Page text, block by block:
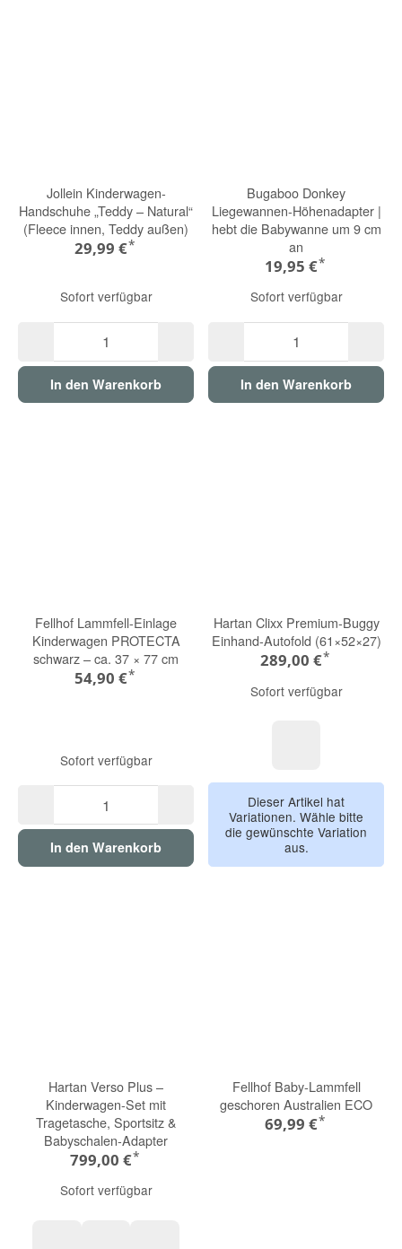
Jollein Kinderwagen-
Handschuhe „Teddy – Natural“
(Fleece innen, Teddy außen)
29,99 €*
Sofort verfügbar
In den Warenkorb
Bugaboo Donkey
Liegewannen-Höhenadapter |
hebt die Babywanne um 9 cm
an
19,95 €*
Sofort verfügbar
In den Warenkorb
Fellhof Lammfell-Einlage
Kinderwagen PROTECTA
schwarz – ca. 37 × 77 cm
54,90 €*
Sofort verfügbar
In den Warenkorb
Hartan Clixx Premium-Buggy
Einhand-Autofold (61×52×27)
289,00 €*
Sofort verfügbar
Dieser Artikel hat
Variationen. Wähle bitte
die gewünschte Variation
aus.
Hartan Verso Plus –
Kinderwagen-Set mit
Tragetasche, Sportsitz &
Babyschalen-Adapter
799,00 €*
Sofort verfügbar
Fellhof Baby-Lammfell
geschoren Australien ECO
69,99 €*